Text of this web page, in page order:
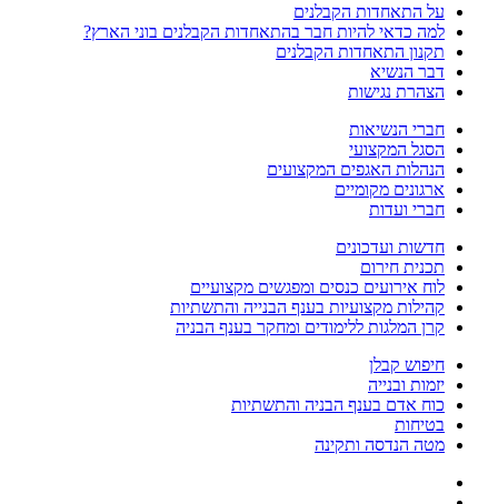
על התאחדות הקבלנים
למה כדאי להיות חבר בהתאחדות הקבלנים בוני הארץ?
תקנון התאחדות הקבלנים
דבר הנשיא
הצהרת נגישות
חברי הנשיאות
הסגל המקצועי
הנהלות האגפים המקצועים
ארגונים מקומיים
חברי ועדות
חדשות ועדכונים
תכנית חירום
לוח אירועים כנסים ומפגשים מקצועיים
קהילות מקצועיות בענף הבנייה והתשתיות
קרן המלגות ללימודים ומחקר בענף הבניה
חיפוש קבלן
יזמות ובנייה
כוח אדם בענף הבניה והתשתיות
בטיחות
מטה הנדסה ותקינה